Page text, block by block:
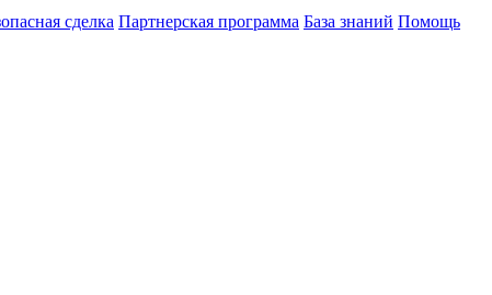
сделка Партнерская программа База знаний Помощь